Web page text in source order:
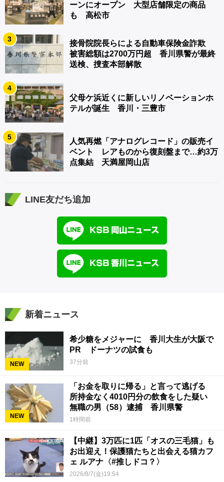
ーンにオープン 大型店舗限定の商品
も 高松市
3
接骨院院長らによる自動車保険金詐欺
被害総額は2700万円超 香川県警が最終
送検、捜査本部解散
4
父母ケ浜近くに新しいリノベーションホ
テルが誕生 香川・三豊市
5
人気再燃「アナログレコード」の販売イ
ベント レアものから復刻盤まで…約3万
点集結 天満屋岡山店
LINE友だち追加
新着ニュース
NEW
希少糖をメジャーに 香川大生が大阪で
PR ドーナツの試食も
37分前
NEW
「お金を取りに帰る」と言って逃げる
所持金なく4010円分の飲食をした疑い
無職の男（58）逮捕 香川県警
1時間前
【中継】3万匹に1匹「オスの三毛猫」も
お出迎え！保護猫たちと出会える猫カフ
ェ ルアナ〈#推しドコ？〉
2026/8/7(金)19:54